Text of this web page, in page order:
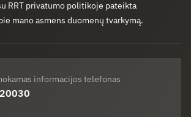
RRT privatumo politikoje pateikta
mano asmens duomenų tvarkymą.
informacijos telefonas